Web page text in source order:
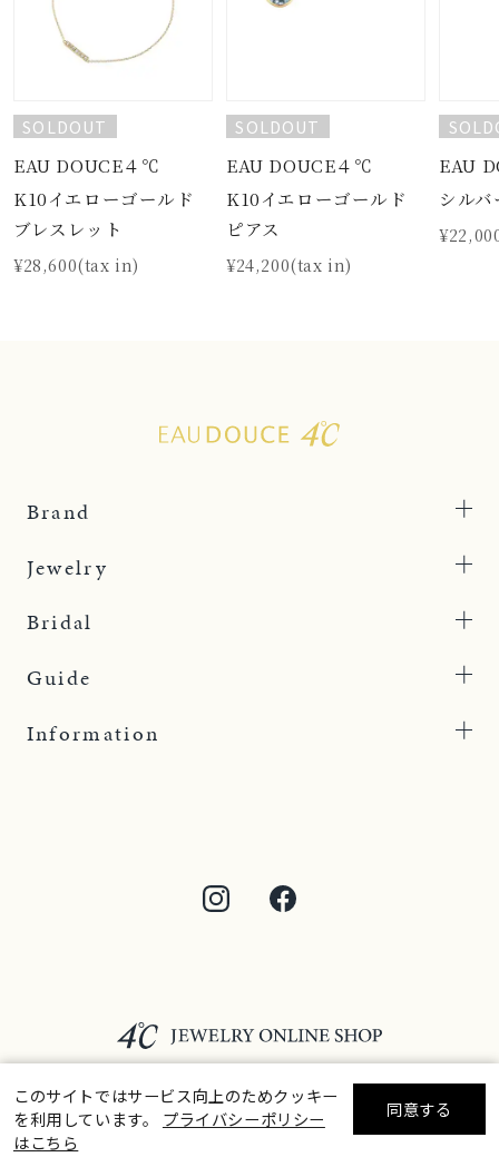
絞り込んで検索する
SOLDOUT
EAU DOUCE４℃
K10イエローゴールド
ブレスレット
¥28,600(tax in)
SOLDOUT
EAU DOUCE４℃
K10イエローゴールド
ピアス
¥24,200(tax in)
EAU
シル
Brand
Jewelry
Bridal
Guide
Information
このサイトではサービス向上のためクッキー
を利用しています。 プライバシーポリシー
はこちら
同意する